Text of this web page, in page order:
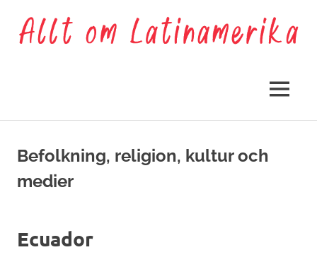
innehåll
MENY
Befolkning, religion, kultur och
medier
Ecuador